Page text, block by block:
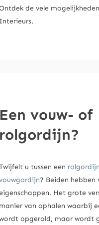
de vele
Interieurs.
Een vouw- of
rolgordijn?
u tussen een rolgordijn
? Beiden hebben
Het grote
manier van ophalen waarbij
opgerold, maar wordt